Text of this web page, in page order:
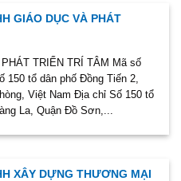
GIÁO DỤC VÀ PHÁT
TRIỂN TRÍ TÂM Mã số
150 tổ dân phố Đồng Tiến 2,
Việt Nam Địa chỉ Số 150 tổ
La, Quận Đồ Sơn,...
XÂY DỰNG THƯƠNG MẠI